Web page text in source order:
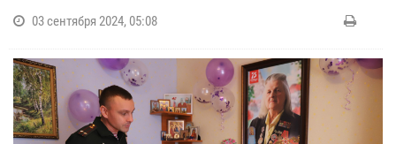
03 сентября 2024, 05:08